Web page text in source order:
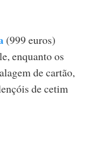
(999 euros)
enquanto os
de cartão,
de cetim